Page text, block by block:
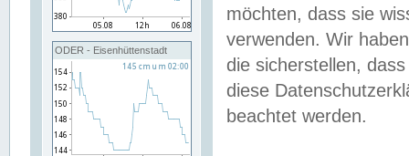
ODER - Eisenhüttenstadt
möchten, dass sie
verwenden. Wir
die sicherstellen,
diese
beachtet werden.